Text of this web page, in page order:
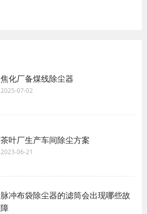
焦化厂备煤线除尘器
2025-07-02
茶叶厂生产车间除尘方案
2023-06-21
脉冲布袋除尘器的滤筒会出现哪些故
障